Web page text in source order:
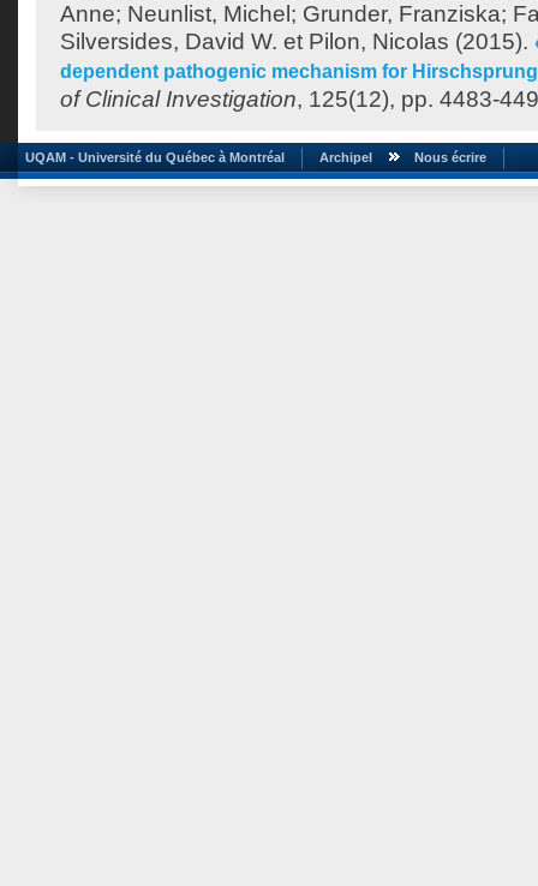
Anne; Neunlist, Michel ; Grunder, Franziska;
Silversides, David W. et Pilon, Nicolas (2015).
dependent pathogenic mechanism for
of Clinical Investigation, 125(12), pp. 4483-
UQAM - Université du Québec à Montréal Archipel Nous écrire